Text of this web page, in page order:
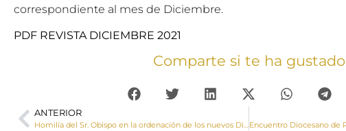
correspondiente al mes de Diciembre.
PDF REVISTA DICIEMBRE 2021
Comparte si te ha gustado
ANTERIOR
Homilía del Sr. Obispo en la ordenación de los nuevos Diáconos Francisco Miguel Martínez y Carlos Herraiz